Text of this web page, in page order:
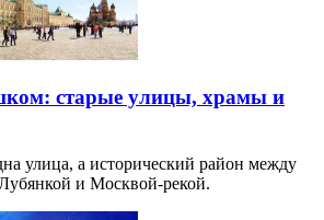
старые улицы, храмы и
улица, а исторический район между
и Москвой-рекой.